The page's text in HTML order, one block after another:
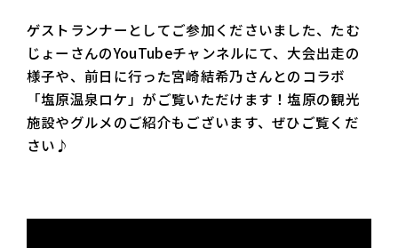
ゲストランナーとしてご参加くださいました、たむ
じょーさんのYouTubeチャンネルにて、大会出走の
様子や、前日に行った宮崎結希乃さんとのコラボ
「塩原温泉ロケ」がご覧いただけます！塩原の観光
施設やグルメのご紹介もございます、ぜひご覧くだ
さい♪